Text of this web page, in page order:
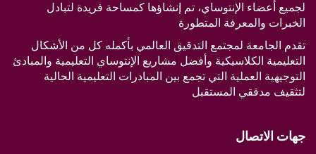
لجميع أعضاء الإنتوساي، تم إنشاؤها كمساحة فريدة لتبادل
الخبرات والمعرفة المتطورة
تقدم الجامعة لمجتمع التدقيق العالمي بأكمله كل من الأشكال
التعليمية الكلاسيكية وأفضل مشاريع الإنتوساي التعليمية والمبادئ
التوجيهية العملية التي تجمع بين المبادرات التعليمية الحالية
لتثقيف مدققي المستقبل
جهات الاتصال